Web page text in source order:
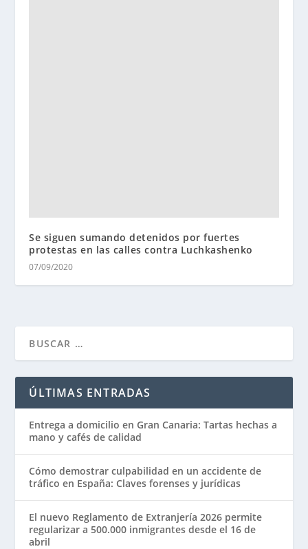
Se siguen sumando detenidos por fuertes
protestas en las calles contra Luchkashenko
07/09/2020
ÚLTIMAS ENTRADAS
Entrega a domicilio en Gran Canaria: Tartas hechas a
mano y cafés de calidad
Cómo demostrar culpabilidad en un accidente de
tráfico en España: Claves forenses y jurídicas
El nuevo Reglamento de Extranjería 2026 permite
regularizar a 500.000 inmigrantes desde el 16 de
abril